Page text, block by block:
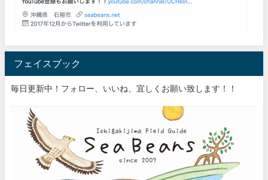
フェイスブック
毎日更新中！フォロー、いいね、宜しくお願い致します！！